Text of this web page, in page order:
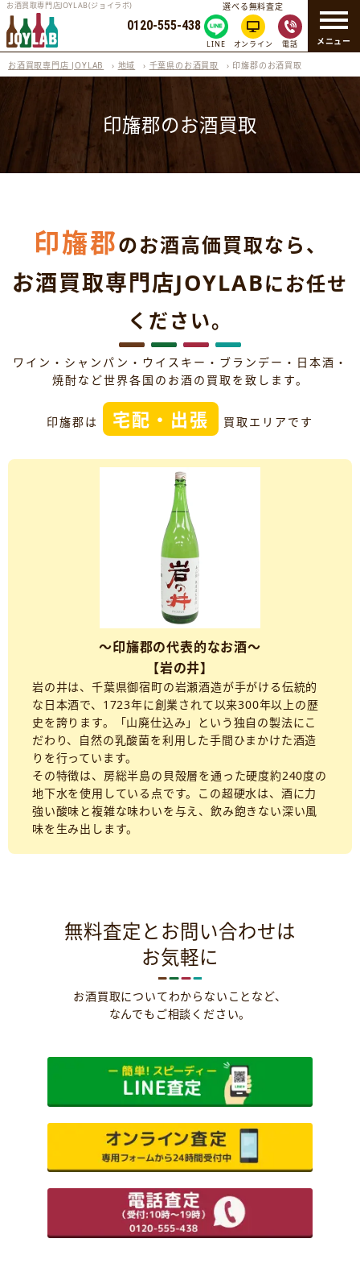
メニュー
お酒買取専門店JOYLAB(ジョイラボ)
0120-555-438
選べる無料査定
LINE オンライン 電話
お酒買取専門店 JOYLAB › 地域 › 千葉県のお酒買取 › 印旛郡のお酒買取
印旛郡のお酒買取
印旛郡のお酒高価買取なら、
お酒買取専門店JOYLABにお任せ
ください。
ワイン・シャンパン・ウイスキー・ブランデー・日本酒・
焼酎など世界各国のお酒の買取を致します。
印旛郡は 宅配・出張 買取エリアです
～印旛郡の代表的なお酒～
【岩の井】
岩の井は、千葉県御宿町の岩瀬酒造が手がける伝統的
な日本酒で、1723年に創業されて以来300年以上の歴
史を誇ります。「山廃仕込み」という独自の製法にこ
だわり、自然の乳酸菌を利用した手間ひまかけた酒造
りを行っています。
その特徴は、房総半島の貝殻層を通った硬度約240度の
地下水を使用している点です。この超硬水は、酒に力
強い酸味と複雑な味わいを与え、飲み飽きない深い風
味を生み出します。
無料査定とお問い合わせは
お気軽に
お酒買取についてわからないことなど、
なんでもご相談ください。